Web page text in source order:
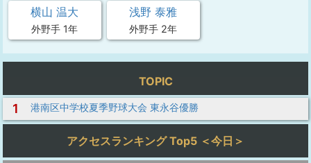
横山 温大
外野手 1年
浅野 泰雅
外野手 2年
TOPIC
1 港南区中学校夏季野球大会 東永谷優勝
アクセスランキング Top5 ＜今日＞